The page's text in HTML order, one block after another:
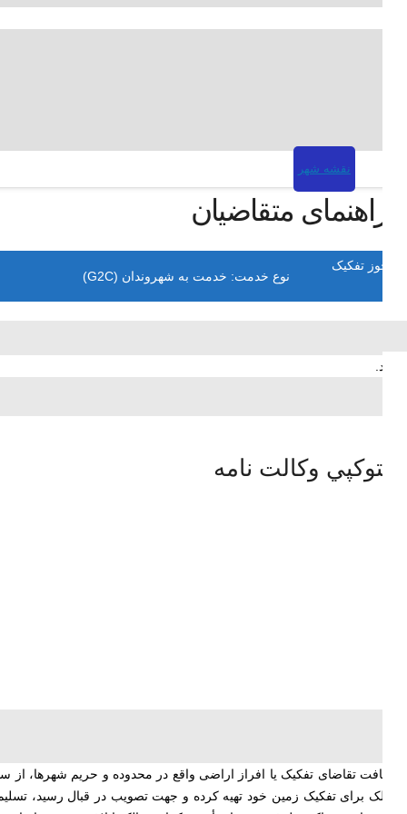
نقشه شهر
راهنمای متقاضیان
مجوز تفکیک
نوع خدمت: خدمت به شهروندان (G2C)
فتوكپي وكالت نامه
دریافت تقاضای تفکیک یا افراز اراضی واقع در محدوده و حریم شهرها،
مالک برای تفکیک زمین خود تهیه کرده و جهت تصویب در قبال رسید،